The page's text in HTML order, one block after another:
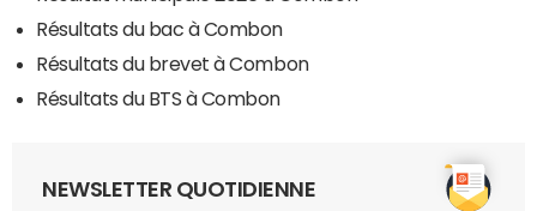
Résultats du bac à Combon
Résultats du brevet à Combon
Résultats du BTS à Combon
NEWSLETTER QUOTIDIENNE